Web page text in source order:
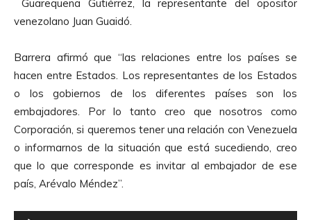
Guarequena Gutiérrez, la representante del opositor
venezolano Juan Guaidó.
Barrera afirmó que “las relaciones entre los países se
hacen entre Estados. Los representantes de los Estados
o los gobiernos de los diferentes países son los
embajadores. Por lo tanto creo que nosotros como
Corporación, si queremos tener una relación con Venezuela
o informarnos de la situación que está sucediendo, creo
que lo que corresponde es invitar al embajador de ese
país, Arévalo Méndez”.